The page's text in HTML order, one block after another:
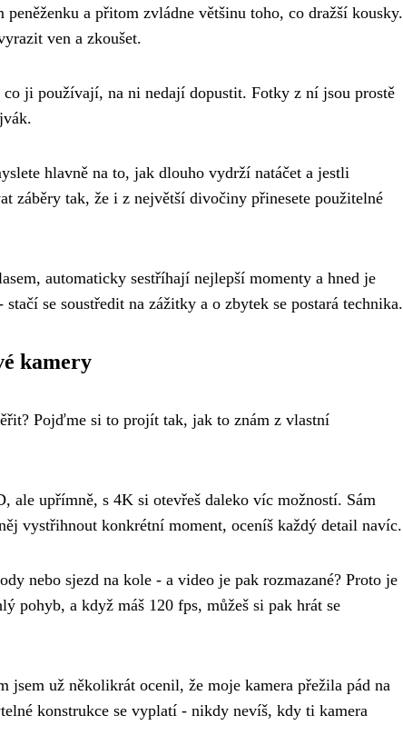
a přitom zvládne většinu toho, co dražší kousky.
ven a zkoušet.
ji používají, na ni nedají dopustit. Fotky z ní jsou prostě
hlavně na to, jak dlouho vydrží natáčet a jestli
záběry tak, že i z největší divočiny přinesete použitelné
automaticky sestříhají nejlepší momenty a hned je
stačí se soustředit na zážitky a o zbytek se postará technika.
kamery
Pojďme si to projít tak, jak to znám z vlastní
ale upřímně, s 4K si otevřeš daleko víc možností. Sám
vystřihnout konkrétní moment, oceníš každý detail navíc.
nebo sjezd na kole - a video je pak rozmazané? Proto je
pohyb, a když máš 120 fps, můžeš si pak hrát se
jsem už několikrát ocenil, že moje kamera přežila pád na
konstrukce se vyplatí - nikdy nevíš, kdy ti kamera